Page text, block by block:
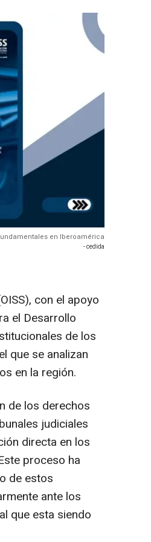
en Iberoamérica
- cedida
con el apoyo
el Desarrollo
de los
que se analizan
en la región.
de los derechos
judiciales
directa en los
proceso ha
de estos
ante los
que esta siendo